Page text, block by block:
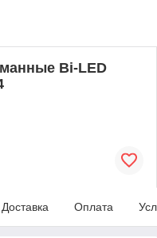
Bi-LED
Доставка Оплата